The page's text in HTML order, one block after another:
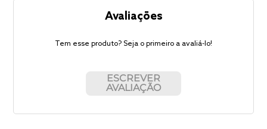
Avaliações
Tem esse produto? Seja o primeiro a avaliá-lo!
ESCREVER
AVALIAÇÃO